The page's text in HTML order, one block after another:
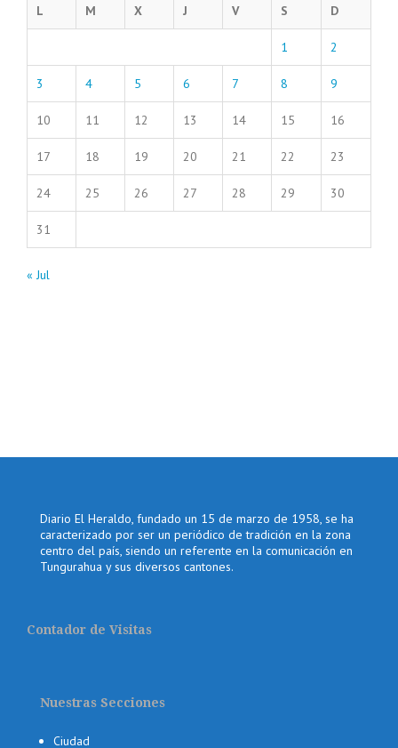
L M X J V S D
1 2
3 4 5 6 7 8 9
10 11 12 13 14 15 16
17 18 19 20 21 22 23
24 25 26 27 28 29 30
31
« Jul
Diario El Heraldo, fundado un 15 de marzo de 1958, se ha
caracterizado por ser un periódico de tradición en la zona
centro del país, siendo un referente en la comunicación en
Tungurahua y sus diversos cantones.
Contador de Visitas
Nuestras Secciones
Ciudad